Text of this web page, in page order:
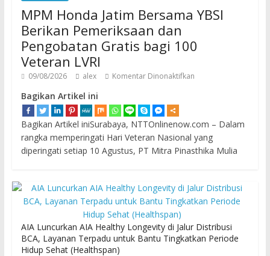
MPM Honda Jatim Bersama YBSI
Berikan Pemeriksaan dan
Pengobatan Gratis bagi 100
Veteran LVRI
09/08/2026 alex Komentar Dinonaktifkan
Bagikan Artikel ini
Bagikan Artikel iniSurabaya, NTTOnlinenow.com – Dalam
rangka memperingati Hari Veteran Nasional yang
diperingati setiap 10 Agustus, PT Mitra Pinasthika Mulia
AIA Luncurkan AIA Healthy Longevity di Jalur Distribusi
BCA, Layanan Terpadu untuk Bantu Tingkatkan Periode
Hidup Sehat (Healthspan)